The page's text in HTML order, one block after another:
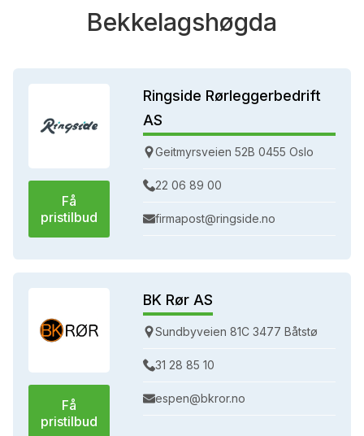
Bekkelagshøgda
Få
pristilbud
Ringside Rørleggerbedrift
AS
Geitmyrsveien 52B 0455 Oslo
22 06 89 00
firmapost@ringside.no
Få
pristilbud
BK Rør AS
Sundbyveien 81C 3477 Båtstø
31 28 85 10
espen@bkror.no